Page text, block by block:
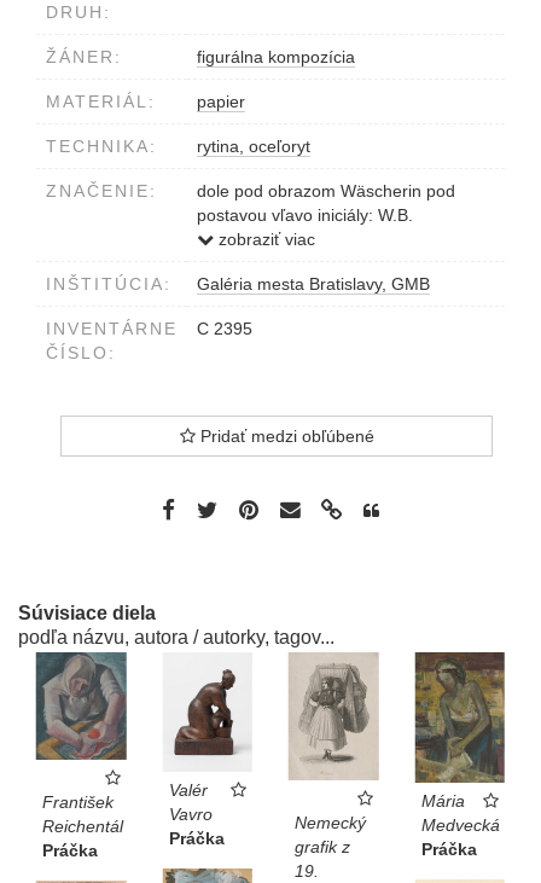
DRUH:
ŽÁNER: figurálna kompozícia
MATERIÁL: papier
TECHNIKA: rytina, oceľoryt
ZNAČENIE:
dole pod obrazom Wäscherin pod
postavou vľavo iniciály: W.B.
vpravo C.M.
zobraziť viac
INŠTITÚCIA: Galéria mesta Bratislavy, GMB
INVENTÁRNE
ČÍSLO:
C 2395
Pridať medzi obľúbené
Súvisiace diela
podľa názvu, autora / autorky, tagov...
František
Reichentál
Práčka
Valér
Vavro
Práčka
Nemecký
grafik z
19.
Mária
Medvecká
Práčka